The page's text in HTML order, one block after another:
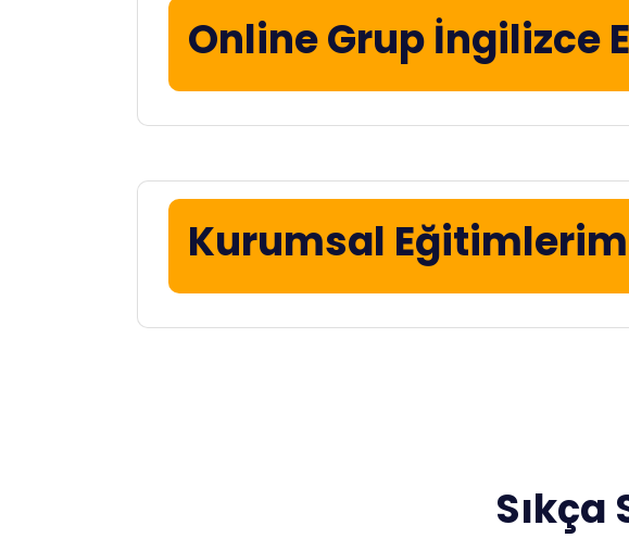
Online Grup İngilizce
Kurumsal